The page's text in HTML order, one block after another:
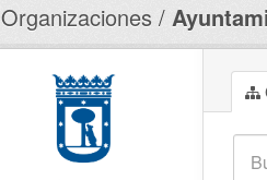
Organizaciones